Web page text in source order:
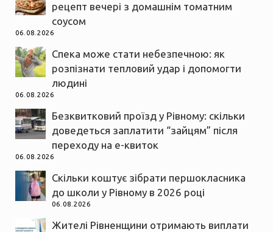
рецепт вечері з домашнім томатним
соусом
06.08.2026
Спека може стати небезпечною: як
розпізнати тепловий удар і допомогти
людині
06.08.2026
Безквитковий проїзд у Рівному: скільки
доведеться заплатити “зайцям” після
переходу на е-квиток
06.08.2026
Скільки коштує зібрати першокласника
до школи у Рівному в 2026 році
06.08.2026
Жителі Рівненщини отримають виплати